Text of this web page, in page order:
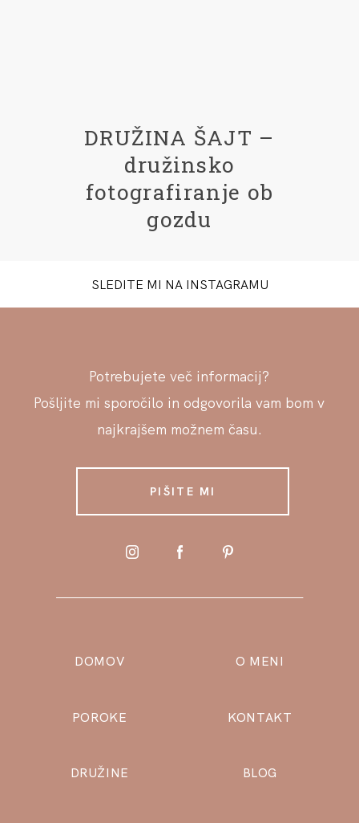
DRUŽINA ŠAJT –
družinsko
fotografiranje ob
gozdu
SLEDITE MI NA INSTAGRAMU
DOMOV O MENI
Potrebujete več informacij?
Pošljite mi sporočilo in odgovorila vam bom v
najkrajšem možnem času.
POROKE KONTAKT
PIŠITE MI
DRUŽINE BLOG